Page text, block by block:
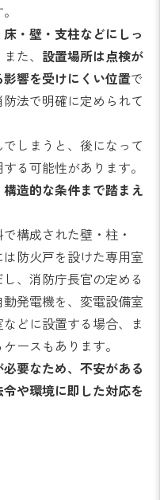
・壁・支柱などにしっ
た、 設置場所は点検が
響を受けにくい位置で
法で明確に定められて
しまうと、後になって
る可能性があります。
造的な条件まで踏まえ
構成された壁・柱・
防火戸を設けた専用室
、消防庁長官の定める
発電機を、変電設備室
どに設置する場合、ま
ースもあります。
要なため、不安がある
や環境に即した対応を